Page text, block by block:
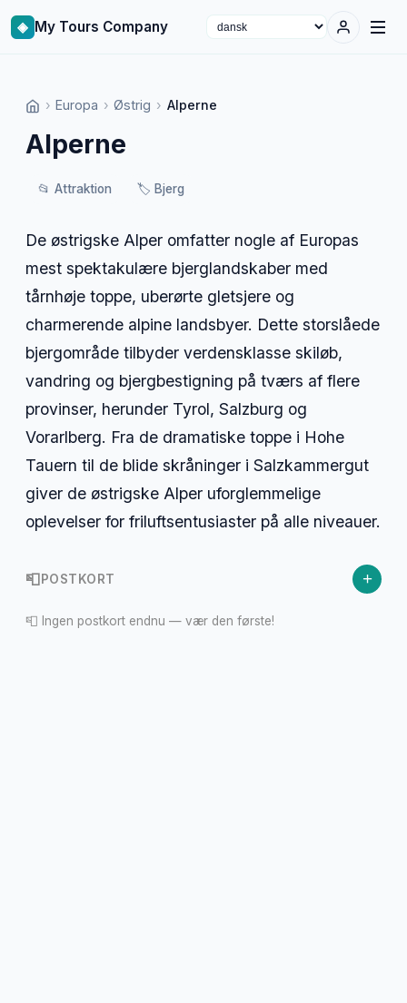
◈ My Tours Company
Select language
› Europa › Østrig › Alperne
Alperne
📂 Attraktion 🏷️ Bjerg
De østrigske Alper omfatter nogle af Europas
mest spektakulære bjerglandskaber med
tårnhøje toppe, uberørte gletsjere og
charmerende alpine landsbyer. Dette storslåede
bjergområde tilbyder verdensklasse skiløb,
vandring og bjergbestigning på tværs af flere
provinser, herunder Tyrol, Salzburg og
Vorarlberg. Fra de dramatiske toppe i Hohe
Tauern til de blide skråninger i Salzkammergut
giver de østrigske Alper uforglemmelige
oplevelser for friluftsentusiaster på alle niveauer.
📮POSTKORT +
📮 Ingen postkort endnu — vær den første!